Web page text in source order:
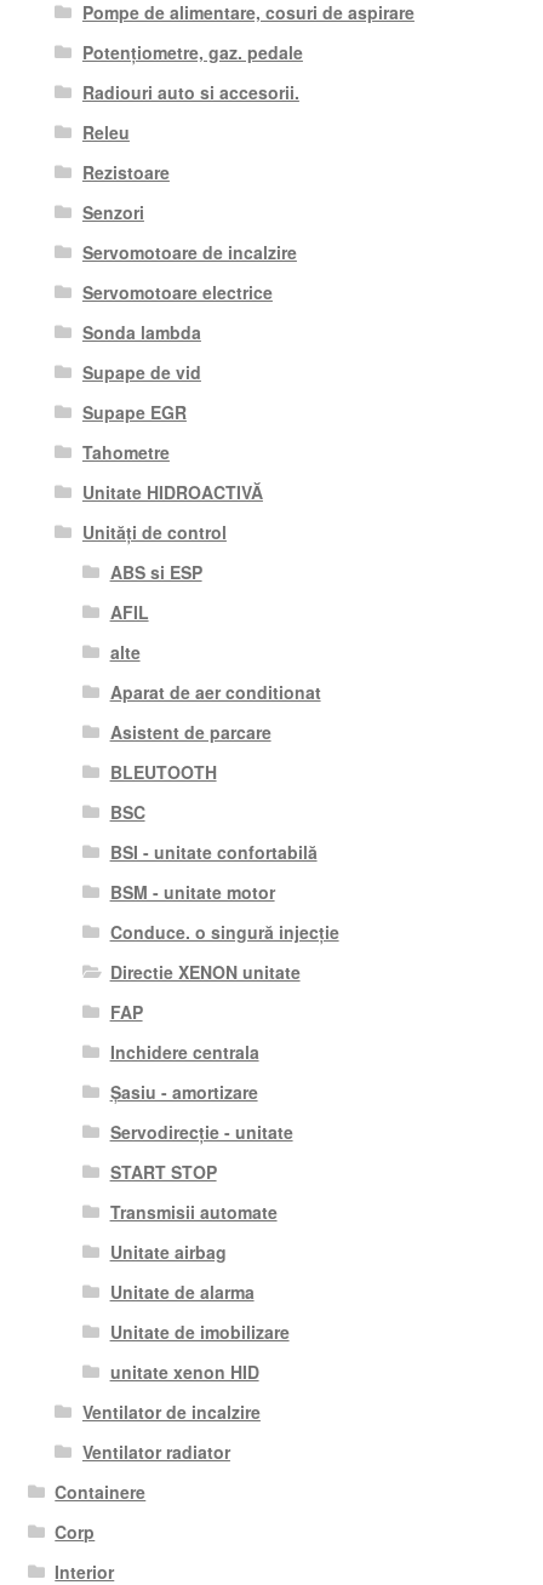
Pompe de alimentare, cosuri de aspirare
Potențiometre, gaz. pedale
Radiouri auto si accesorii.
Releu
Rezistoare
Senzori
Servomotoare de incalzire
Servomotoare electrice
Sonda lambda
Supape de vid
Supape EGR
Tahometre
Unitate HIDROACTIVĂ
Unități de control
ABS si ESP
AFIL
alte
Aparat de aer conditionat
Asistent de parcare
BLEUTOOTH
BSC
BSI - unitate confortabilă
BSM - unitate motor
Conduce. o singură injecție
Directie XENON unitate
FAP
Inchidere centrala
Șasiu - amortizare
Servodirecție - unitate
START STOP
Transmisii automate
Unitate airbag
Unitate de alarma
Unitate de imobilizare
unitate xenon HID
Ventilator de incalzire
Ventilator radiator
Containere
Corp
Interior